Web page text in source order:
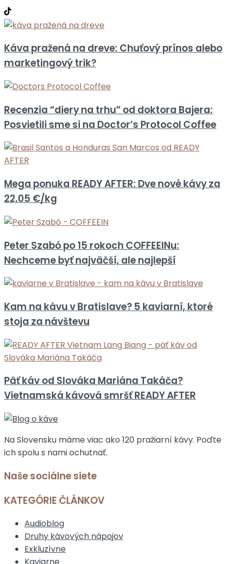
Káva pražená na dreve: Chuťový prínos alebo
marketingový trik?
Recenzia “diery na trhu” od doktora Bajera:
Posvietili sme si na Doctor’s Protocol Coffee
Mega ponuka READY AFTER: Dve nové kávy za
22,05 €/kg
Peter Szabó po 15 rokoch COFFEEINu:
Nechceme byť najväčší, ale najlepší
Kam na kávu v Bratislave? 5 kaviarní, ktoré
stoja za návštevu
Päť káv od Slováka Mariána Takáča?
Vietnamská kávová smršť READY AFTER
Na Slovensku máme viac ako 120 pražiarní kávy. Poďte
ich spolu s nami ochutnať.
Naše sociálne siete
KATEGÓRIE ČLÁNKOV
Audioblog
Druhy kávových nápojov
Exkluzívne